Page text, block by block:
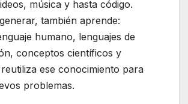
música y hasta código.
también aprende:
humano, lenguajes de
conceptos científicos y
ese conocimiento para
problemas.